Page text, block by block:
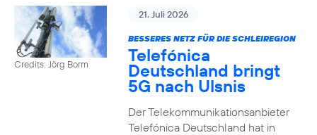
Credits: Jörg Borm
21. Juli 2026
BESSERES NETZ FÜR DIE SCHLEIREGION
Telefónica
Deutschland bringt
5G nach Ulsnis
Der Telekommunikationsanbieter
Telefónica Deutschland hat in